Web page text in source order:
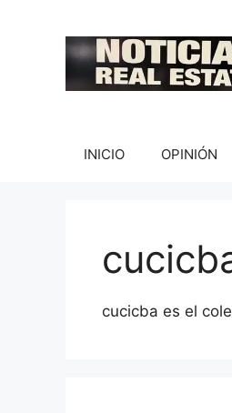
contenido
INICIO OPINIÓN
cucicba es el